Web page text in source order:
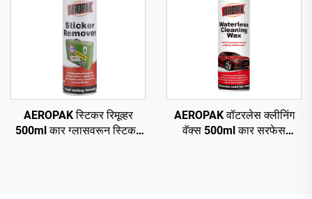
AEROPAK स्टिकर रिमूव्हर
500ml कार ग्लासवरून स्टिकर
AEROPAK वॉटरलेस क्लीनिंग
वॅक्स 500ml कार सरफेस